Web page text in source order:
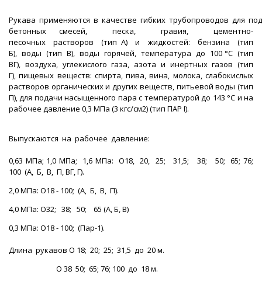
Рукава применяются в качестве гибких трубопроводов для
бетонных смесей, песка, гравия, цементно-
песочных растворов (тип А) и жидкостей: бензина (тип
Б), воды (тип В), воды горячей, температура до 100 °С (тип
ВГ), воздуха, углекислого газа, азота и инертных газов (тип
Г), пищевых веществ: спирта, пива, вина, молока, слабокислых
растворов органических и других веществ, питьевой воды (тип
П), для подачи насыщенного пара с температурой до 143 °С и на
рабочее давление 0,3 МПа (3 кгс/см2) (тип ПАР I).
Выпускаются на рабочее давление:
0,63 МПа; 1,0 МПа; 1,6 МПа: O18, 20, 25; 31,5; 38; 50; 65; 76;
100 (А, Б, В, П, ВГ, Г).
2,0 МПа: O18 - 100; (А, Б, В, П).
4,0 МПа: O32; 38; 50; 65 (А, Б, В)
0,3 МПа: O18 - 100; (Пар-1).
Длина рукавов O 18; 20; 25; 31,5 до 20 м.
O 38 50; 65; 76; 100 до 18 м.